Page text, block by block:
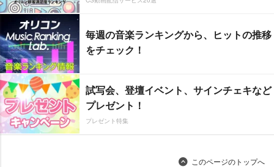
毎週の音楽ランキングから、ヒットの推移
をチェック！
試写会、登壇イベント、サインチェキなど
プレゼント！
プレゼント特集
このページのトップへ